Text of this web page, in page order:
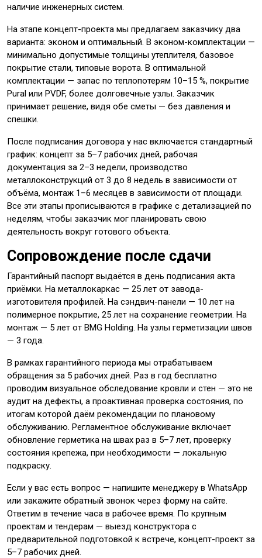
наличие инженерных систем.
На этапе концепт-проекта мы предлагаем заказчику два
варианта: эконом и оптимальный. В эконом-комплектации —
минимально допустимые толщины утеплителя, базовое
покрытие стали, типовые ворота. В оптимальной
комплектации — запас по теплопотерям 10–15 %, покрытие
Pural или PVDF, более долговечные узлы. Заказчик
принимает решение, видя обе сметы — без давления и
спешки.
После подписания договора у нас включается стандартный
график: концепт за 5–7 рабочих дней, рабочая
документация за 2–3 недели, производство
металлоконструкций от 3 до 8 недель в зависимости от
объёма, монтаж 1–6 месяцев в зависимости от площади.
Все эти этапы прописываются в графике с детализацией по
неделям, чтобы заказчик мог планировать свою
деятельность вокруг готового объекта.
Сопровождение после сдачи
Гарантийный паспорт выдаётся в день подписания акта
приёмки. На металлокаркас — 25 лет от завода-
изготовителя профилей. На сэндвич-панели — 10 лет на
полимерное покрытие, 25 лет на сохранение геометрии. На
монтаж — 5 лет от BMG Holding. На узлы герметизации швов
— 3 года.
В рамках гарантийного периода мы отрабатываем
обращения за 5 рабочих дней. Раз в год бесплатно
проводим визуальное обследование кровли и стен — это не
аудит на дефекты, а проактивная проверка состояния, по
итогам которой даём рекомендации по плановому
обслуживанию. Регламентное обслуживание включает
обновление герметика на швах раз в 5–7 лет, проверку
состояния крепежа, при необходимости — локальную
подкраску.
Если у вас есть вопрос — напишите менеджеру в WhatsApp
или закажите обратный звонок через форму на сайте.
Ответим в течение часа в рабочее время. По крупным
проектам и тендерам — выезд конструктора с
предварительной подготовкой к встрече, концепт-проект за
5–7 рабочих дней.